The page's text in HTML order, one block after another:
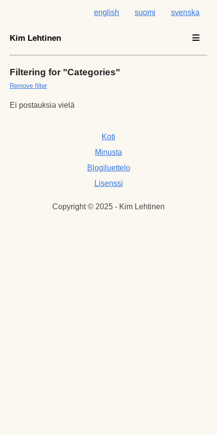
svenska
suomi
english
Kim Lehtinen
Filtering for "Categories"
Remove filter
Ei postauksia vielä
Koti
Minusta
Blogiluettelo
Lisenssi
Copyright © 2025 - Kim Lehtinen